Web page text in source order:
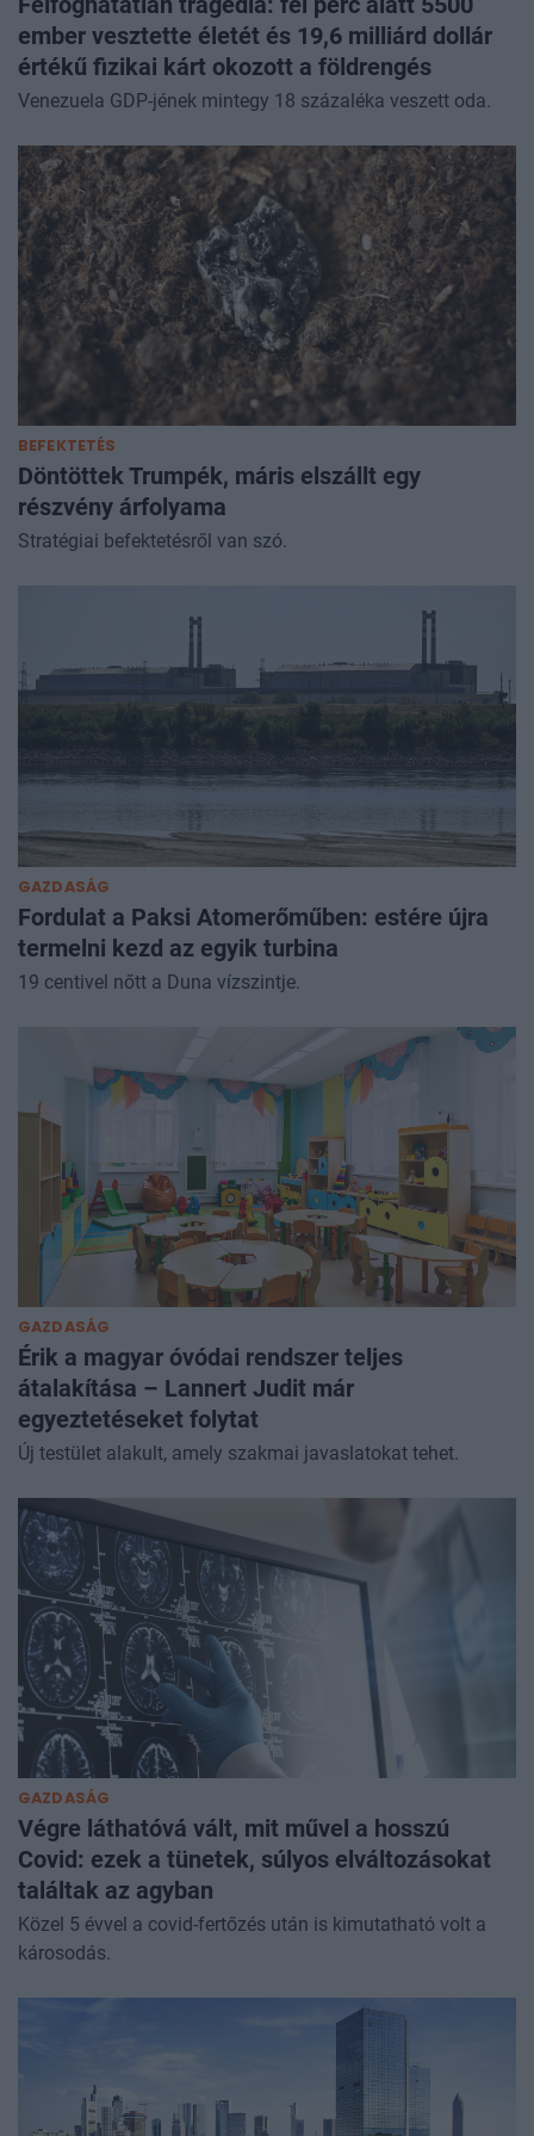
ember vesztette életét és 19,6 milliárd dollár
értékű fizikai kárt okozott a földrengés
Venezuela GDP-jének mintegy 18 százaléka veszett oda.
BEFEKTETÉS
Döntöttek Trumpék, máris elszállt egy
részvény árfolyama
Stratégiai befektetésről van szó.
GAZDASÁG
Fordulat a Paksi Atomerőműben: estére újra
termelni kezd az egyik turbina
19 centivel nőtt a Duna vízszintje.
GAZDASÁG
Érik a magyar óvódai rendszer teljes
átalakítása – Lannert Judit már
egyeztetéseket folytat
Új testület alakult, amely szakmai javaslatokat tehet.
GAZDASÁG
Végre láthatóvá vált, mit művel a hosszú
Covid: ezek a tünetek, súlyos elváltozásokat
találtak az agyban
Közel 5 évvel a covid-fertőzés után is kimutatható volt a
károsodás.